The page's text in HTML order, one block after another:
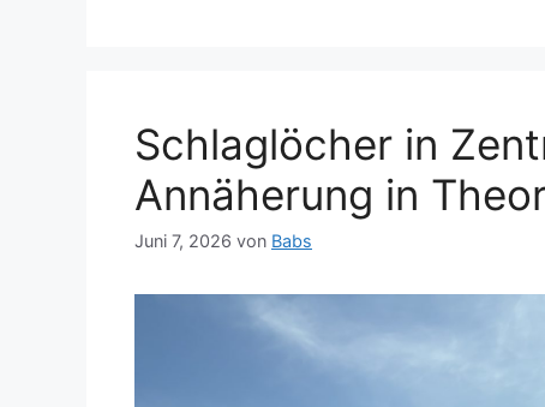
Schlaglöcher in
Annäherung in
Juni 7, 2026 von Babs